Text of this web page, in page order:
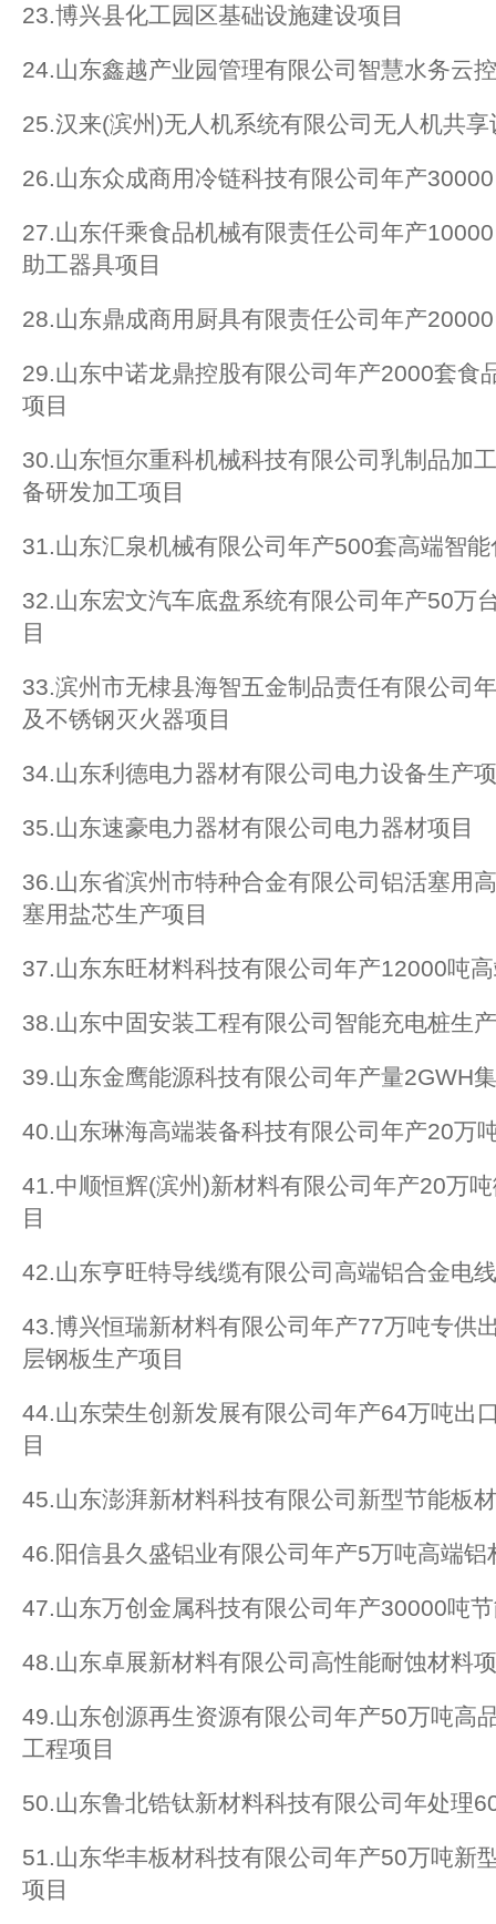
23.博兴县化工园区基础设施建设项目
24.山东鑫越产业园管理有限公司智慧水务云
25.汉来(滨州)无人机系统有限公司无人机共
26.山东众成商用冷链科技有限公司年产
27.山东仟乘食品机械有限责任公司年产
助工器具项目
28.山东鼎成商用厨具有限责任公司年产
29.山东中诺龙鼎控股有限公司年产2000套食
项目
30.山东恒尔重科机械科技有限公司乳制品加
备研发加工项目
31.山东汇泉机械有限公司年产500套高端智
32.山东宏文汽车底盘系统有限公司年产50万
目
33.滨州市无棣县海智五金制品责任有限公司
及不锈钢灭火器项目
34.山东利德电力器材有限公司电力设备生产
35.山东速豪电力器材有限公司电力器材项目
36.山东省滨州市特种合金有限公司铝活塞用
塞用盐芯生产项目
37.山东东旺材料科技有限公司年产12000吨
38.山东中固安装工程有限公司智能充电桩生
39.山东金鹰能源科技有限公司年产量2GWH
40.山东琳海高端装备科技有限公司年产20万
41.中顺恒辉(滨州)新材料有限公司年产20万
目
42.山东亨旺特导线缆有限公司高端铝合金电
43.博兴恒瑞新材料有限公司年产77万吨专供
层钢板生产项目
44.山东荣生创新发展有限公司年产64万吨出
目
45.山东澎湃新材料科技有限公司新型节能板
46.阳信县久盛铝业有限公司年产5万吨高端铝
47.山东万创金属科技有限公司年产30000吨
48.山东卓展新材料有限公司高性能耐蚀材料
49.山东创源再生资源有限公司年产50万吨高
工程项目
50.山东鲁北锆钛新材料科技有限公司年处理
51.山东华丰板材科技有限公司年产50万吨新
项目